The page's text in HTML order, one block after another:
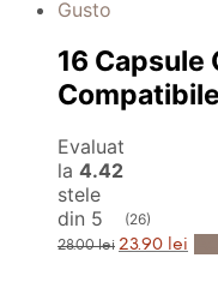
16 Capsule
Evaluat
la 4.42
stele
din 5
(26)
28.00lei Prețul
inițial
23.90 lei